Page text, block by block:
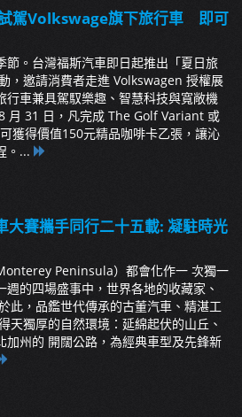
駕Volkswage旗下旅行車 即可
節。台灣福斯汽車即日起推出「夏日旅
，邀請消費者走進 Volkswagen 授權展
行車兼具駕馭樂趣、智慧科技與寬敞機
月 31 日，凡完成 The Golf Variant 或
獲得價值150元精品咖啡卡乙張，讓沁
。...
大賽攜手同行二十五載: 凝駐時光
Peninsula）都會化作一 次獨一
的四場盛事中，世界各地的收藏家、
此，品鑑世代傳承的古董汽車、精湛工
天獨厚的自然環境：延綿起伏的山丘、
加州的 開闊公路，為經典車型及先鋒新